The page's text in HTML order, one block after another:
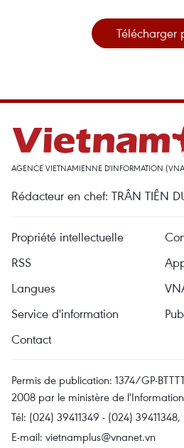
Télécharger
AGENCE VIETNAMIENNE D'INFORMATION
Rédacteur en chef: TRÂN TIÊN
Propriété intellectuelle
RSS
Langues
Service d'information
Contact
Permis de publication: 1374/GP-
2008 par le ministère de
Tél: (024) 39411349 - (024)
E-mail: vietnamplus@vnanet.vn